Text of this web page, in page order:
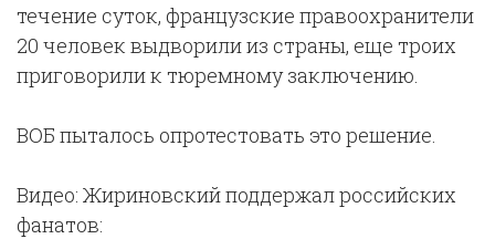
течение суток, французские правоохранители
20 человек выдворили из страны, еще троих
приговорили к тюремному заключению.
ВОБ пыталось опротестовать это решение.
Видео: Жириновский поддержал российских
фанатов: